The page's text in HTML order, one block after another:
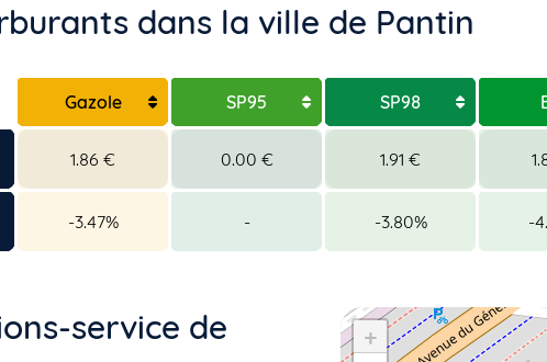
dans la ville de Pantin
Gazole SP95 SP98
1.86 € 0.00 € 1.91 €
-3.47% - -3.80% -
service de
+